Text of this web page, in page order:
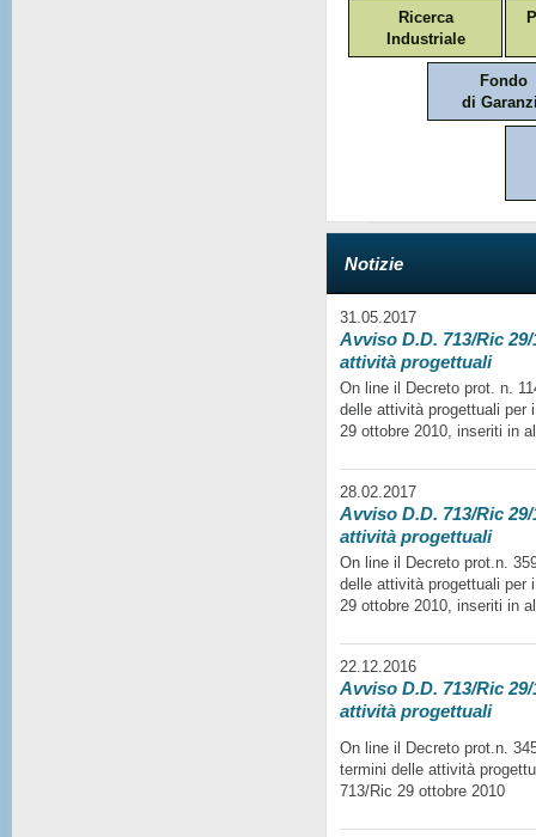
Ricerca
Industriale
Fondo
di
Notizie
31.05.2017
Avviso D.D. 713/Ric
attività progettuali
On line il Decreto prot. n.
delle attività progettuali per
29 ottobre 2010, inseriti in
28.02.2017
Avviso D.D. 713/Ric
attività progettuali
On line il Decreto prot.n.
delle attività progettuali per
29 ottobre 2010, inseriti in
22.12.2016
Avviso D.D. 713/Ric
attività progettuali
On line il Decreto prot.n.
termini delle attività
713/Ric 29 ottobre 2010